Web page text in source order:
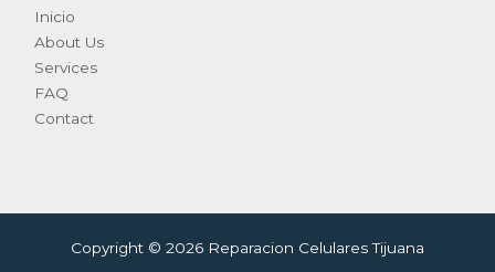
Inicio
About Us
Services
FAQ
Contact
Copyright © 2026 Reparacion Celulares Tijuana